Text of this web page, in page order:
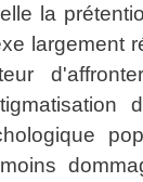
la
largement